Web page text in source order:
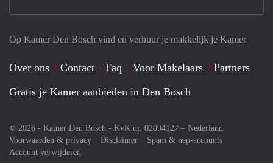
Op Kamer Den Bosch vind en verhuur je makkelijk je Kamer
Over ons Contact Faq Voor Makelaars
Partners
Gratis je Kamer aanbieden in Den Bosch
© 2026 - Kamer Den Bosch - KvK nr. 02094127 – Nederland
Voorwaarden & privacy
Disclaimer
Spam & nep-accounts
Account verwijderen